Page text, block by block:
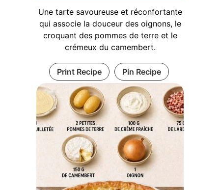
Une tarte savoureuse et réconfortante
qui associe la douceur des oignons, le
croquant des pommes de terre et le
crémeux du camembert.
Print Recipe Pin Recipe